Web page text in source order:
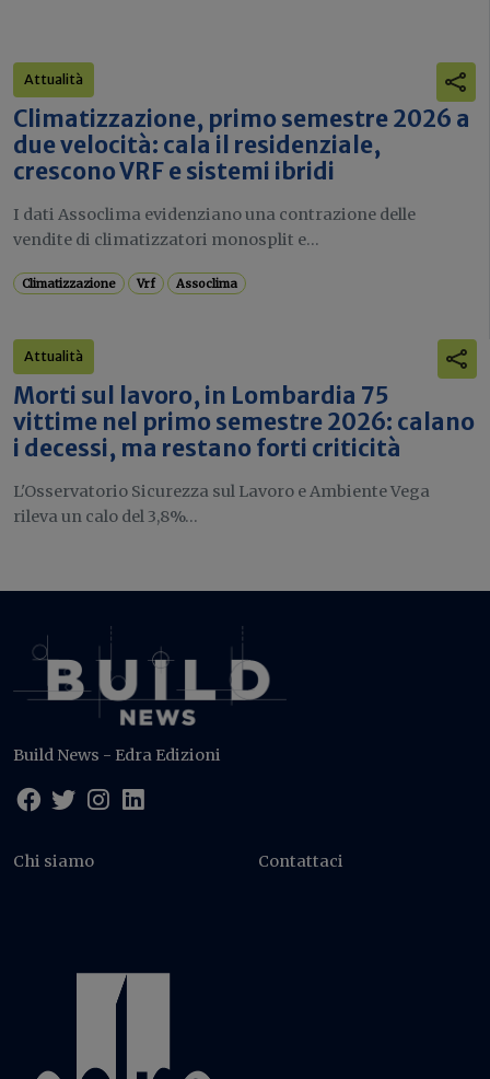
Attualità
Climatizzazione, primo semestre 2026 a
due velocità: cala il residenziale,
crescono VRF e sistemi ibridi
I dati Assoclima evidenziano una contrazione delle
vendite di climatizzatori monosplit e...
Climatizzazione Vrf Assoclima
Attualità
Morti sul lavoro, in Lombardia 75
vittime nel primo semestre 2026: calano
i decessi, ma restano forti criticità
L'Osservatorio Sicurezza sul Lavoro e Ambiente Vega
rileva un calo del 3,8%...
Build News - Edra Edizioni
Chi siamo Contattaci